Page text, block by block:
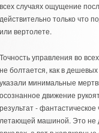
случаях ощущение
только что
вертолете.
управления во
болтается, как в
минимальные
движение
- фантастическое
машиной. Это не